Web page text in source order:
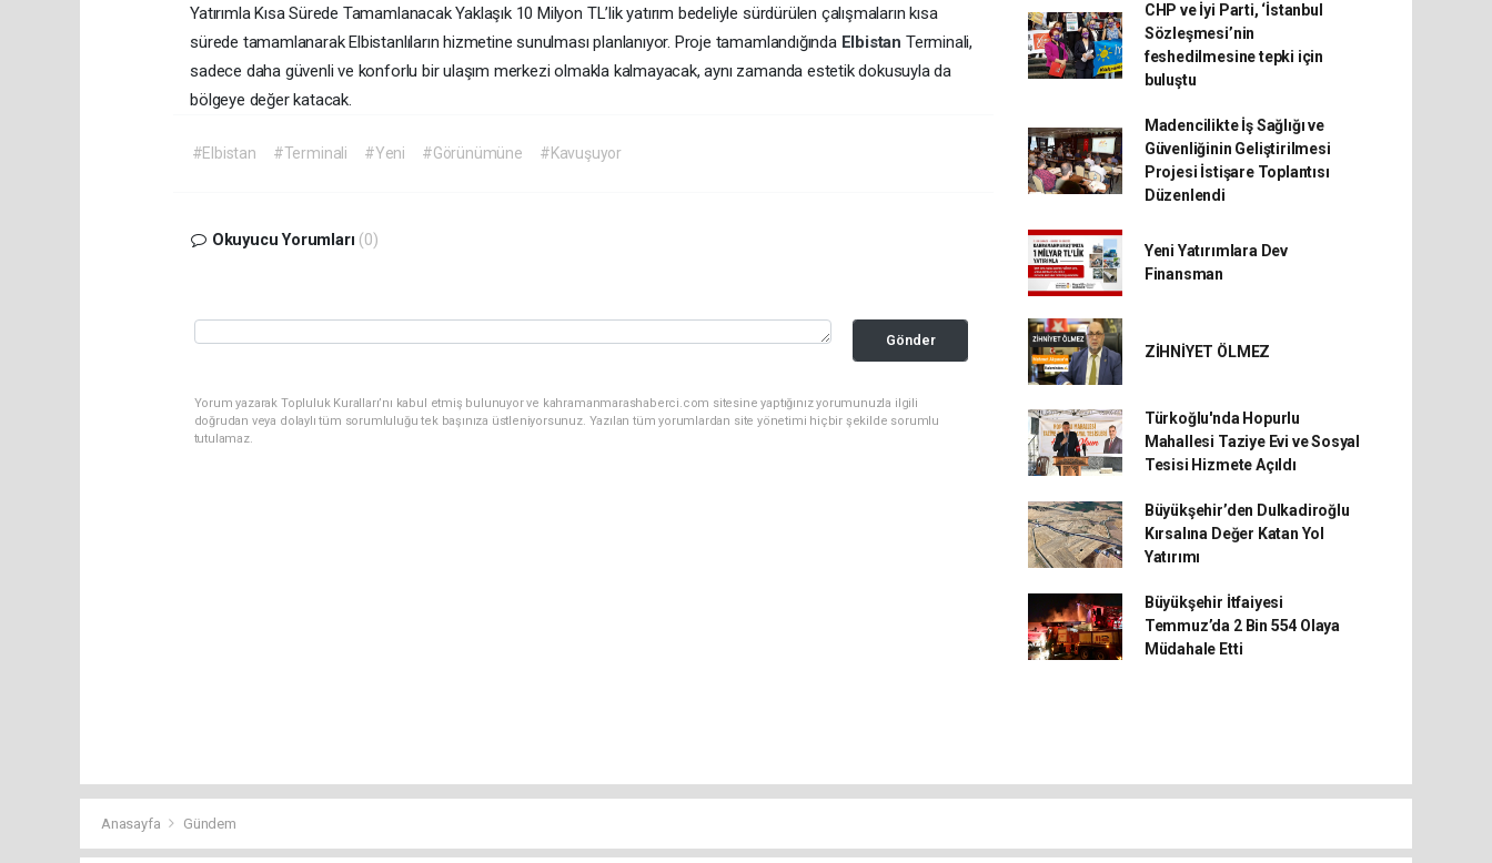
Yatırımla Kısa Sürede Tamamlanacak Yaklaşık 10 Milyon TL’lik yatırım bedeliyle sürdürülen çalışmaların kısa
sürede tamamlanarak Elbistanlıların hizmetine sunulması planlanıyor. Proje tamamlandığında Elbistan Terminali,
sadece daha güvenli ve konforlu bir ulaşım merkezi olmakla kalmayacak, aynı zamanda estetik dokusuyla da
bölgeye değer katacak.
#Elbistan #Terminali #Yeni #Görünümüne #Kavuşuyor
Okuyucu Yorumları (0)
Gönder
Yorum yazarak Topluluk Kuralları’nı kabul etmiş bulunuyor ve kahramanmarashaberci.com sitesine yaptığınız yorumunuzla ilgili
doğrudan veya dolaylı tüm sorumluluğu tek başınıza üstleniyorsunuz. Yazılan tüm yorumlardan site yönetimi hiçbir şekilde sorumlu
tutulamaz.
CHP ve İyi Parti, ‘İstanbul
Sözleşmesi’nin
feshedilmesine tepki için
buluştu
Madencilikte İş Sağlığı ve
Güvenliğinin Geliştirilmesi
Projesi İstişare Toplantısı
Düzenlendi
Yeni Yatırımlara Dev
Finansman
ZİHNİYET ÖLMEZ
Türkoğlu'nda Hopurlu
Mahallesi Taziye Evi ve Sosyal
Tesisi Hizmete Açıldı
Büyükşehir’den Dulkadiroğlu
Kırsalına Değer Katan Yol
Yatırımı
Büyükşehir İtfaiyesi
Temmuz’da 2 Bin 554 Olaya
Müdahale Etti
Anasayfa Gündem